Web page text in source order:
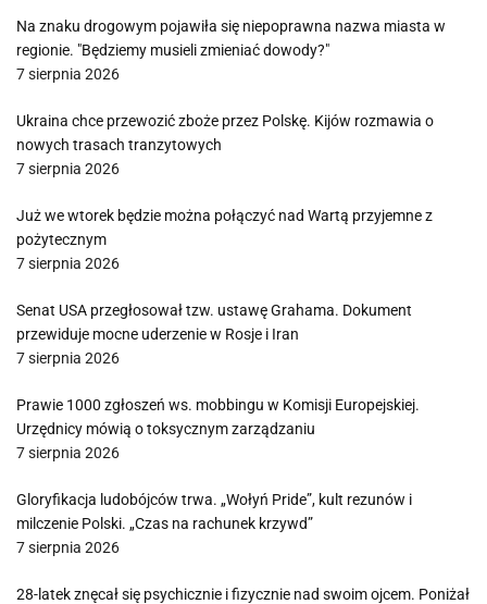
Na znaku drogowym pojawiła się niepoprawna nazwa miasta w
regionie. "Będziemy musieli zmieniać dowody?"
7 sierpnia 2026
Ukraina chce przewozić zboże przez Polskę. Kijów rozmawia o
nowych trasach tranzytowych
7 sierpnia 2026
Już we wtorek będzie można połączyć nad Wartą przyjemne z
pożytecznym
7 sierpnia 2026
Senat USA przegłosował tzw. ustawę Grahama. Dokument
przewiduje mocne uderzenie w Rosje i Iran
7 sierpnia 2026
Prawie 1000 zgłoszeń ws. mobbingu w Komisji Europejskiej.
Urzędnicy mówią o toksycznym zarządzaniu
7 sierpnia 2026
Gloryfikacja ludobójców trwa. „Wołyń Pride”, kult rezunów i
milczenie Polski. „Czas na rachunek krzywd”
7 sierpnia 2026
28-latek znęcał się psychicznie i fizycznie nad swoim ojcem. Poniżał